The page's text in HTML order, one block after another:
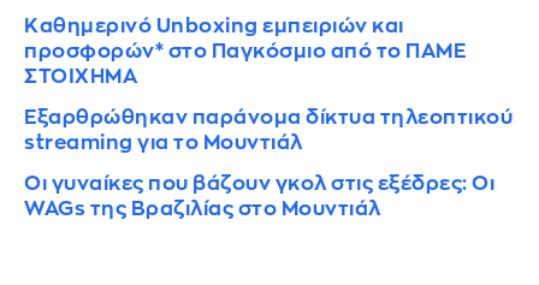
Καθημερινό Unboxing εμπειριών και
προσφορών* στο Παγκόσμιο από το ΠΑΜΕ
ΣΤΟΙΧΗΜΑ
Εξαρθρώθηκαν παράνομα δίκτυα τηλεοπτικού
streaming για το Μουντιάλ
Οι γυναίκες που βάζουν γκολ στις εξέδρες: Οι
WAGs της Βραζιλίας στο Μουντιάλ